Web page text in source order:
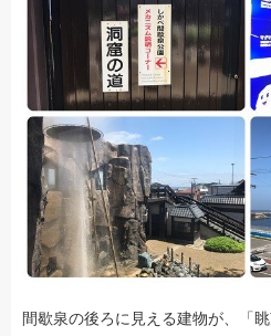
間歇泉の後ろに見える建物が、「